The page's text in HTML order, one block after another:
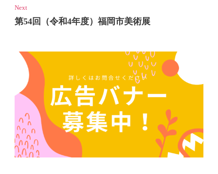
Next
第54回（令和4年度）福岡市美術展